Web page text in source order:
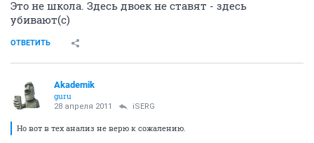
Это не школа. Здесь двоек не ставят - здесь
убивают(с)
ОТВЕТИТЬ
Akademik
guru
28 апреля 2011 iSERG
Но вот в тех анализ не верю к сожалению.